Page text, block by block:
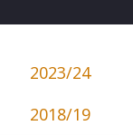
2023/24
2018/19